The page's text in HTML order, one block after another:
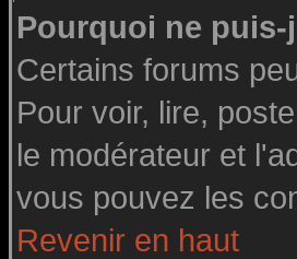
Pourquoi ne
Certains forums
Pour voir, lire,
le modérateur et
vous pouvez les
Revenir en haut